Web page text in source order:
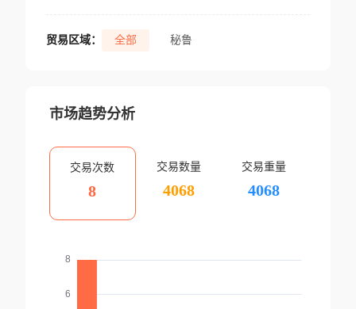
贸易区域： 全部 秘鲁
市场趋势分析
交易次数
8
交易数量
4068
交易重量
4068